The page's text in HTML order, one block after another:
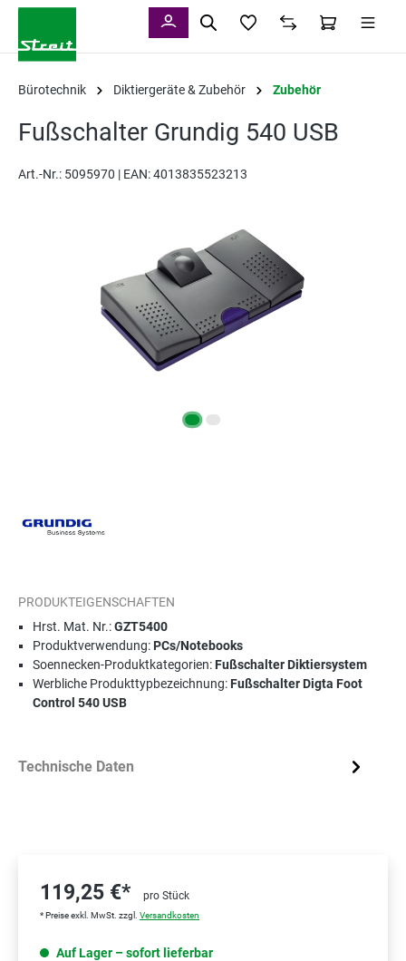
Bürotechnik Diktiergeräte & Zubehör Zubehör
Fußschalter Grundig 540 USB
Art.-Nr.: 5095970 | EAN: 4013835523213
PRODUKTEIGENSCHAFTEN
Hrst. Mat. Nr.:GZT5400
Produktverwendung:PCs/Notebooks
Soennecken-Produktkategorien:Fußschalter Diktiersystem
Werbliche Produkttypbezeichnung:Fußschalter Digta Foot
Control 540 USB
Technische Daten
119,25 €* pro Stück
* Preise exkl. MwSt. zzgl. Versandkosten
Auf Lager – sofort lieferbar